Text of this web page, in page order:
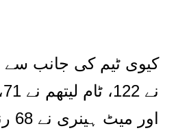
کیوی ٹیم کی جانب سے